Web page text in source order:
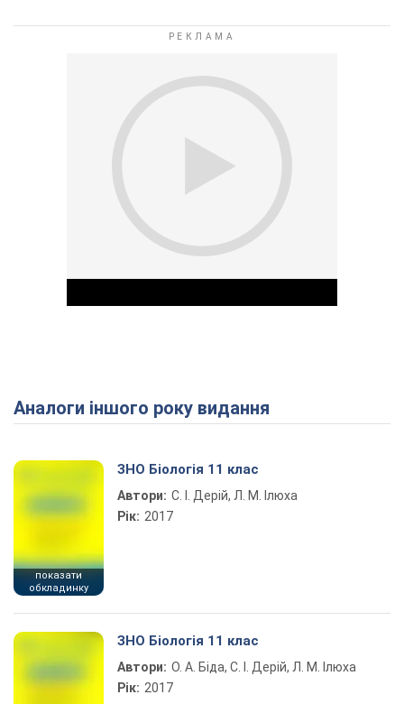
Play Video
Аналоги іншого року видання
показати
обкладинку
ЗНО Біологія 11 клас
Автори: С. І. Дерій, Л. М. Ілюха
Рік: 2017
ЗНО Біологія 11 клас
Автори: О. А. Біда, С. І. Дерій, Л. М. Ілюха
Рік: 2017